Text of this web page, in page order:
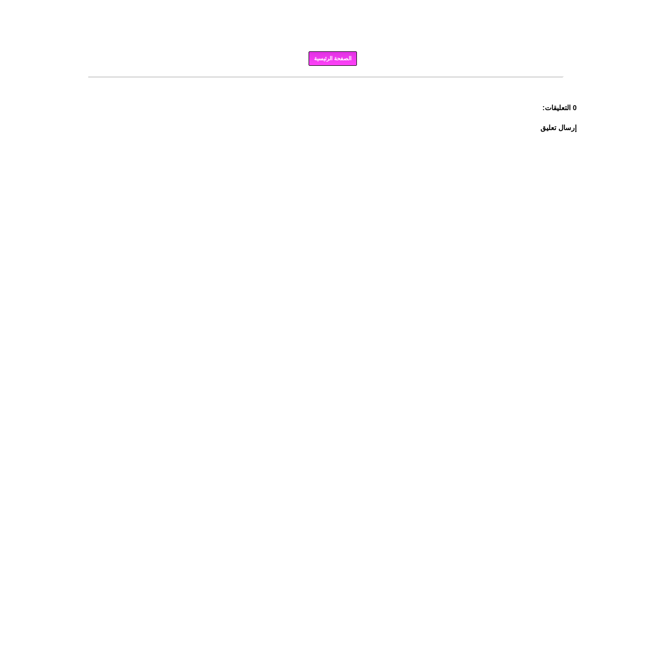
الصفحة الرئيسية
0 التعليقات:
إرسال تعليق